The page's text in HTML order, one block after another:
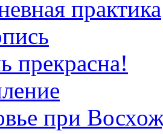
практика
прекрасна!
при